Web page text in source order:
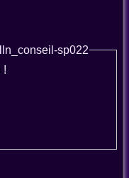
sp022
!